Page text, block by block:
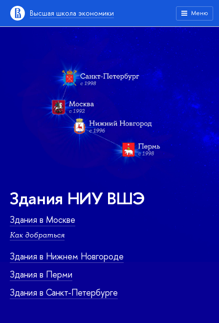
Высшая школа экономики Меню
Здания НИУ ВШЭ
Здания в Москве
Как добраться
Здания в Нижнем Новгороде
Здания в Перми
Здания в Санкт-Петербурге